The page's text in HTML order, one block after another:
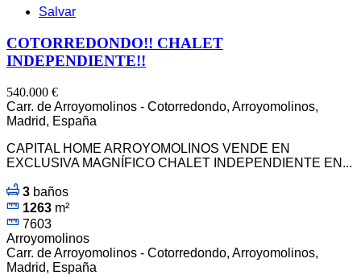
Salvar
COTORREDONDO!! CHALET
INDEPENDIENTE!!
540.000 €
Carr. de Arroyomolinos - Cotorredondo, Arroyomolinos,
Madrid, España
CAPITAL HOME ARROYOMOLINOS VENDE EN
EXCLUSIVA MAGNÍFICO CHALET INDEPENDIENTE EN...
3 baños
1263 m²
7603
Arroyomolinos
Carr. de Arroyomolinos - Cotorredondo, Arroyomolinos,
Madrid, España